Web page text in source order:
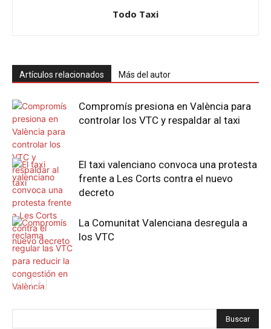
Todo Taxi
Artículos relacionados Más del autor
Compromís presiona en València para
controlar los VTC y respaldar al taxi
El taxi valenciano convoca una protesta
frente a Les Corts contra el nuevo
decreto
La Comunitat Valenciana desregula a
los VTC